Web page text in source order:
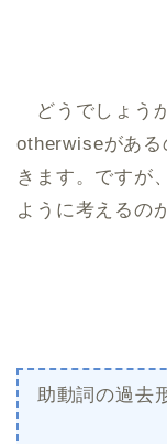
どうでしょう
otherwiseがある
きます。ですが
ように考えるの
助動詞の過去